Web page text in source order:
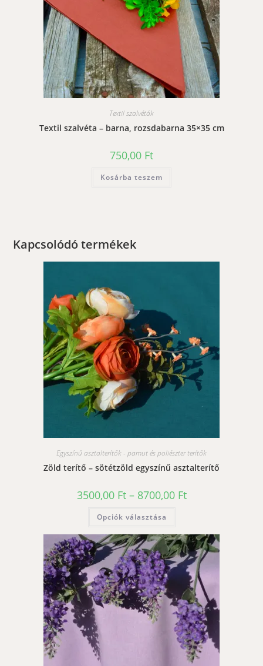
Textil szalvéták
Textil szalvéta – barna, rozsdabarna 35×35 cm
750,00 Ft
Kosárba teszem
Kapcsolódó termékek
Egyszínű asztalterítők - pamut és poliészter terítők
Zöld terítő – sötétzöld egyszínű asztalterítő
3500,00 Ft – 8700,00 FtÁrtartomány:
3500,00 Ft
Opciók választása
több
variációja
van.
A
változatok
termékoldalon
választhatók
ki